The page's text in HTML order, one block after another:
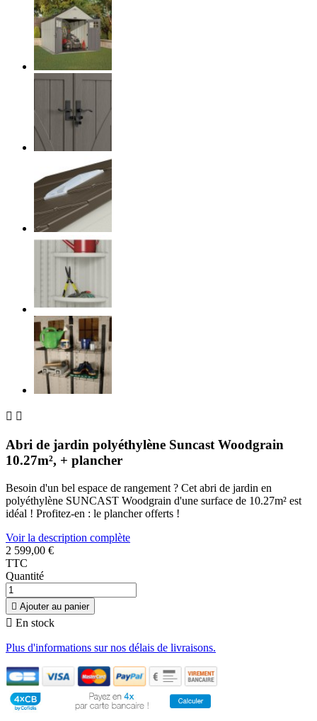
 
Abri de jardin polyéthylène Suncast Woodgrain
10.27m², + plancher
Besoin d'un bel espace de rangement ? Cet abri de jardin en
polyéthylène SUNCAST Woodgrain d'une surface de 10.27m² est
idéal ! Profitez-en : le plancher offerts !
Voir la description complète
2 599,00 €
TTC
Quantité
 Ajouter au panier
 En stock
Plus d'informations sur nos délais de livraisons.